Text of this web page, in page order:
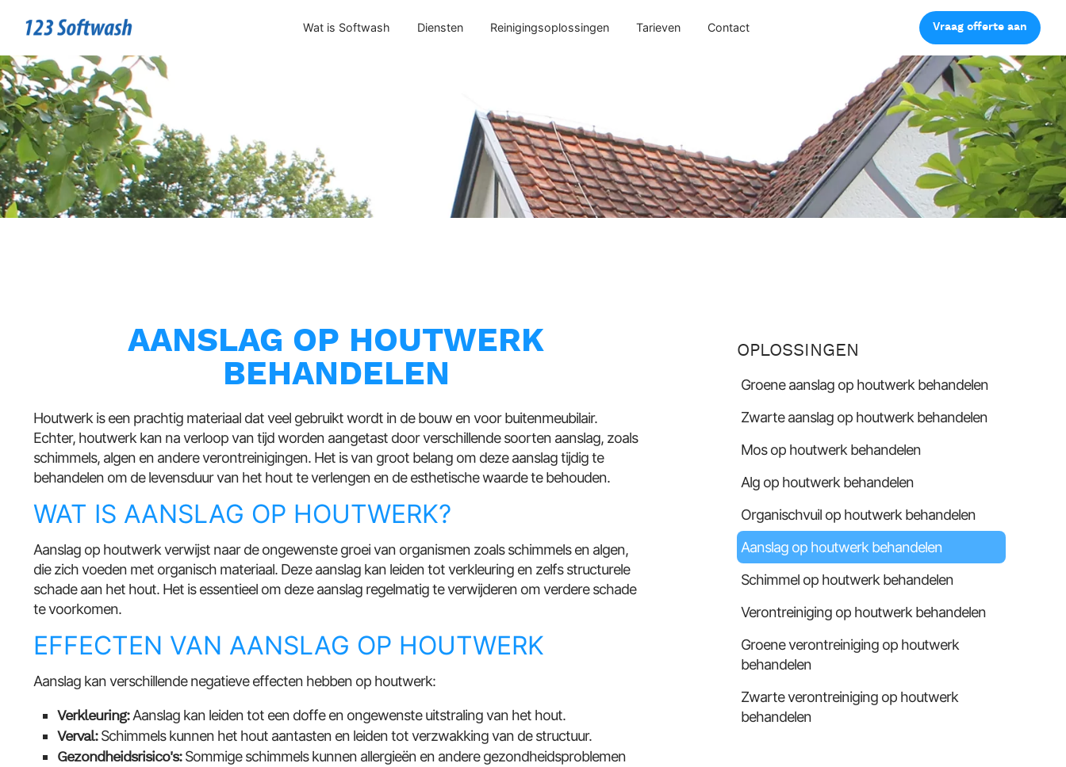
Wat is Softwash Diensten Reinigingsoplossingen Tarieven Contact Vraag offerte aan
AANSLAG OP HOUTWERK
BEHANDELEN
Houtwerk is een prachtig materiaal dat veel gebruikt wordt in de bouw en voor buitenmeubilair.
Echter, houtwerk kan na verloop van tijd worden aangetast door verschillende soorten aanslag, zoals
schimmels, algen en andere verontreinigingen. Het is van groot belang om deze aanslag tijdig te
behandelen om de levensduur van het hout te verlengen en de esthetische waarde te behouden.
WAT IS AANSLAG OP HOUTWERK?
Aanslag op houtwerk verwijst naar de ongewenste groei van organismen zoals schimmels en algen,
die zich voeden met organisch materiaal. Deze aanslag kan leiden tot verkleuring en zelfs structurele
schade aan het hout. Het is essentieel om deze aanslag regelmatig te verwijderen om verdere schade
te voorkomen.
EFFECTEN VAN AANSLAG OP HOUTWERK
Aanslag kan verschillende negatieve effecten hebben op houtwerk:
Verkleuring:Aanslag kan leiden tot een doffe en ongewenste uitstraling van het hout.
Verval:Schimmels kunnen het hout aantasten en leiden tot verzwakking van de structuur.
Gezondheidsrisico's:Sommige schimmels kunnen allergieën en andere gezondheidsproblemen
OPLOSSINGEN
Groene aanslag op houtwerk behandelen
Zwarte aanslag op houtwerk behandelen
Mos op houtwerk behandelen
Alg op houtwerk behandelen
Organischvuil op houtwerk behandelen
Aanslag op houtwerk behandelen
Schimmel op houtwerk behandelen
Verontreiniging op houtwerk behandelen
Groene verontreiniging op houtwerk
behandelen
Zwarte verontreiniging op houtwerk
behandelen